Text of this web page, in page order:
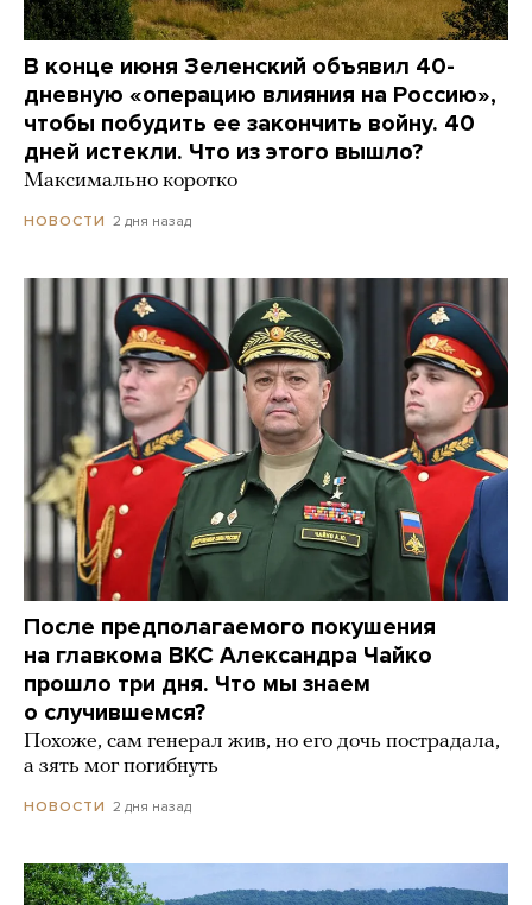
В конце июня Зеленский объявил 40-
дневную «операцию влияния на Россию»,
чтобы побудить ее закончить войну. 40
дней истекли. Что из этого вышло?
Максимально коротко
НОВОСТИ 2 дня назад
После предполагаемого покушения
на главкома ВКС Александра Чайко
прошло три дня. Что мы знаем
о случившемся?
Похоже, сам генерал жив, но его дочь пострадала,
а зять мог погибнуть
НОВОСТИ 2 дня назад